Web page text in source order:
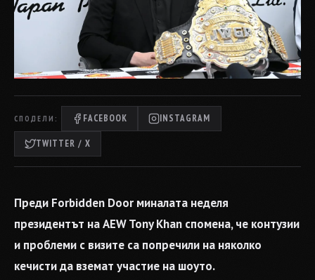
СПОДЕЛИ: FACEBOOK INSTAGRAM
TWITTER / X
Преди Forbidden Door миналата неделя
президентът на AEW Tony Khan спомена, че контузии
и проблеми с визите са попречили на няколко
кечисти да вземат участие на шоуто.